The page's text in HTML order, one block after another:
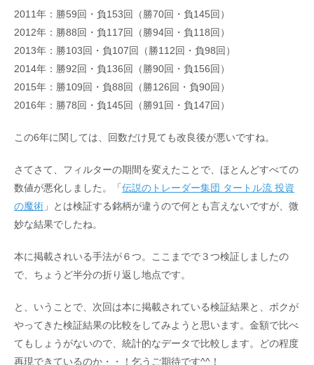
2011年：勝59回・負153回（勝70回・負145回）
2012年：勝88回・負117回（勝94回・負118回）
2013年：勝103回・負107回（勝112回・負98回）
2014年：勝92回・負136回（勝90回・負156回）
2015年：勝109回・負88回（勝126回・負90回）
2016年：勝78回・負145回（勝91回・負147回）
この6年に関しては、回数だけ見ても改良後が悪いですね。
さてさて、フィルターの期間を変えたことで、ほとんどすべての
数値が悪化しました。「 伝説のトレーダー集団 タートル流 投資
の魔術 」とは検証する銘柄が違うので何とも言えないですが、微
妙な結果でしたね。
本に掲載されいる手法が６つ。ここまでで３つ検証しましたの
で、ちょうど半分の折り返し地点です。
と、いうことで、次回は本に掲載されている検証結果と、ボクが
やってきた検証結果の比較をしてみようと思います。金額で比べ
てもしょうがないので、統計的なデータで比較します。どの程度
再現できているのか・・！乞うご期待です^^！